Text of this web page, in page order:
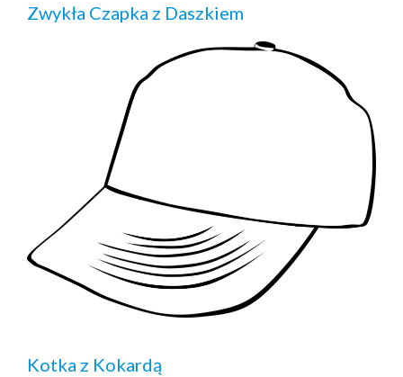
Zwykła Czapka z Daszkiem
Kotka z Kokardą